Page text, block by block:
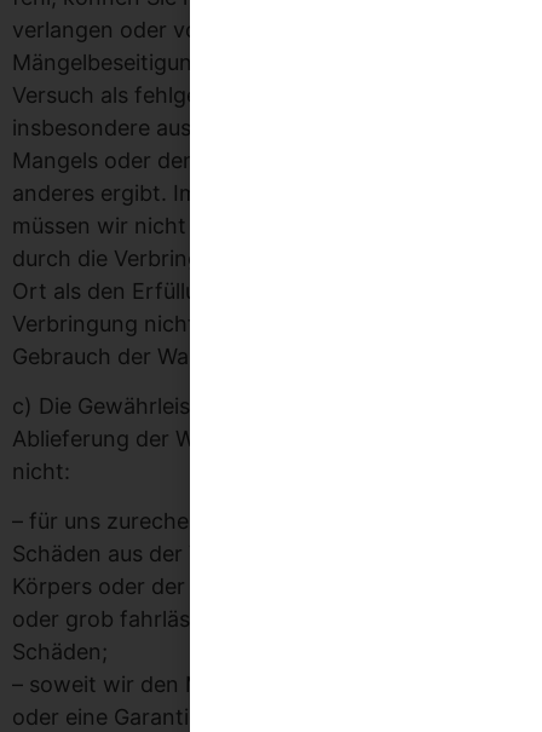
verlangen oder vom Vertrag zurücktreten. Die
Mängelbeseitigung gilt nach erfolglosem zweiten
Versuch als fehlgeschlagen, wenn sich nicht
insbesondere aus der Art der Sache oder des
Mangels oder den sonstigen Umständen etwas
anderes ergibt. Im Falle der Nachbesserung
müssen wir nicht die erhöhten Kosten tragen, die
durch die Verbringung der Ware an einen anderen
Ort als den Erfüllungsort entstehen, sofern die
Verbringung nicht dem bestimmungsgemäßen
Gebrauch der Ware entspricht.
c) Die Gewährleistungsfrist beträgt ein Jahr ab
Ablieferung der Ware. Die Fristverkürzung gilt
nicht:
– für uns zurechenbare schuldhaft verursachte
Schäden aus der Verletzung des Lebens, des
Körpers oder der Gesundheit und bei vorsätzlich
oder grob fahrlässig verursachten sonstigen
Schäden;
– soweit wir den Mangel arglistig verschwiegen
oder eine Garantie für die Beschaffenheit der